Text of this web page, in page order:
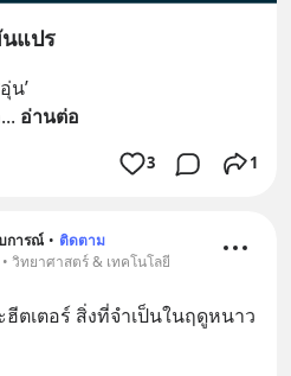
แปร
น’
... อ่านต่อ
3 1
การณ์ • ติดตาม
วิทยาศาสตร์ & เทคโนโลยี
ฮีตเตอร์ สิ่งที่จำเป็นในฤดูหนาว